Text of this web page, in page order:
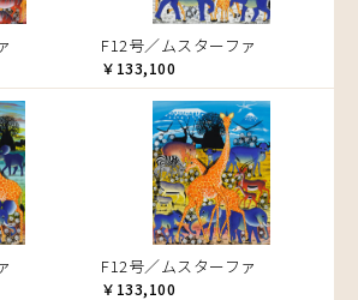
F12号／ムスターファ
￥133,100
F12号／ムスターファ
￥133,100